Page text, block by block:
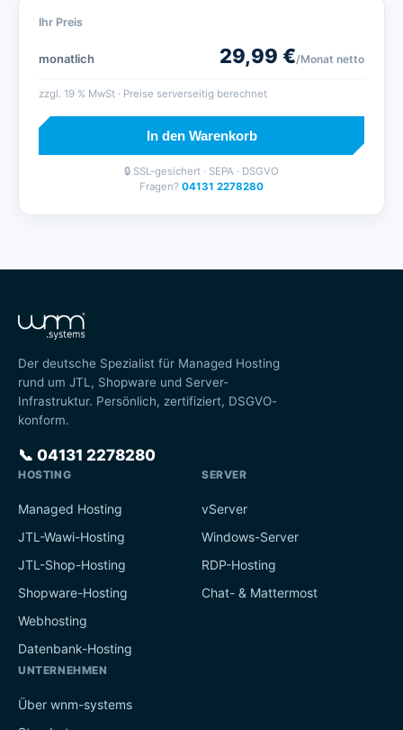
Ihr Preis
monatlich 29,99 €/Monat netto
zzgl. 19 % MwSt · Preise serverseitig berechnet
In den Warenkorb
🔒 SSL-gesichert · SEPA · DSGVO
Fragen? 04131 2278280
Der deutsche Spezialist für Managed Hosting
rund um JTL, Shopware und Server-
Infrastruktur. Persönlich, zertifiziert, DSGVO-
konform.
📞 04131 2278280
HOSTING
Managed Hosting
JTL-Wawi-Hosting
JTL-Shop-Hosting
Shopware-Hosting
Webhosting
Datenbank-Hosting
SERVER
vServer
Windows-Server
RDP-Hosting
Chat- & Mattermost
UNTERNEHMEN
Über wnm-systems